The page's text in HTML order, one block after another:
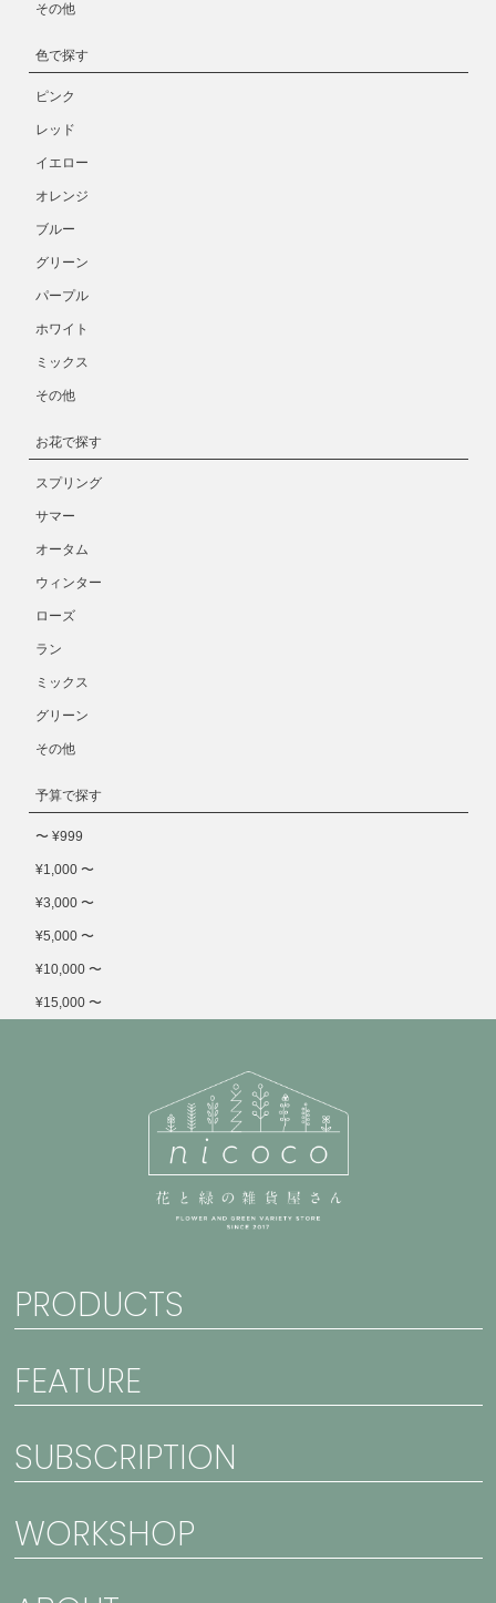
その他
色で探す
ピンク
レッド
イエロー
オレンジ
ブルー
グリーン
パープル
ホワイト
ミックス
その他
お花で探す
スプリング
サマー
オータム
ウィンター
ローズ
ラン
ミックス
グリーン
その他
予算で探す
〜 ¥999
¥1,000 〜
¥3,000 〜
¥5,000 〜
¥10,000 〜
¥15,000 〜
PRODUCTS
FEATURE
SUBSCRIPTION
WORKSHOP